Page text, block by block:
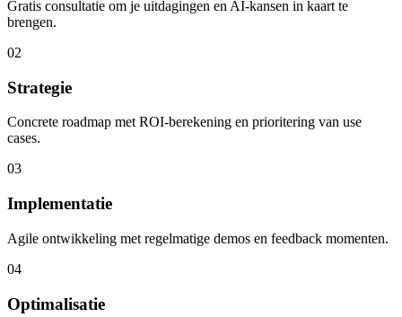
Gratis consultatie om je uitdagingen en AI-kansen in kaart te
brengen.
02
Strategie
Concrete roadmap met ROI-berekening en prioritering van use
cases.
03
Implementatie
Agile ontwikkeling met regelmatige demos en feedback momenten.
04
Optimalisatie